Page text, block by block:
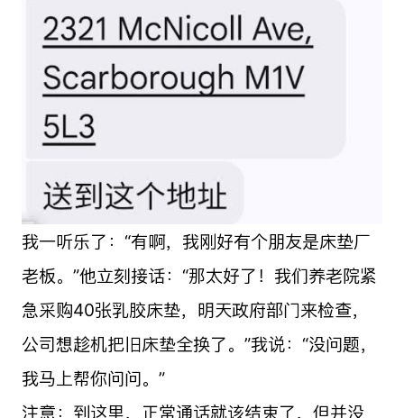
我一听乐了：“有啊，我刚好有个朋友是床垫厂
老板。”他立刻接话：“那太好了！我们养老院紧
急采购40张乳胶床垫，明天政府部门来检查，
公司想趁机把旧床垫全换了。”我说：“没问题，
我马上帮你问问。”
注意：到这里，正常通话就该结束了，但并没